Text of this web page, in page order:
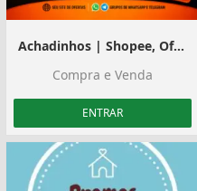
Achadinhos | Shopee, Ofertas e Divulgação
Compra e Venda
ENTRAR